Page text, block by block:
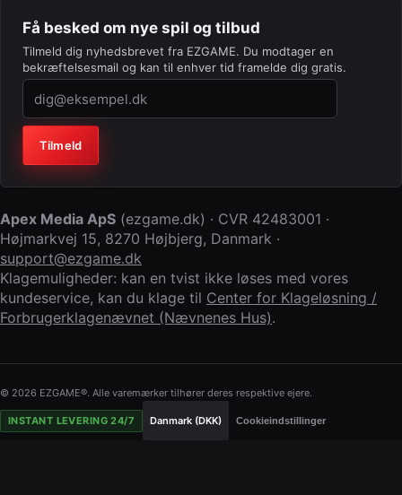
Få besked om nye spil og tilbud
Tilmeld dig nyhedsbrevet fra EZGAME. Du modtager en
bekræftelsesmail og kan til enhver tid framelde dig gratis.
Virksomhed (lad feltet stå tomt)
Tilmeld
Apex Media ApS (ezgame.dk) · CVR 42483001 ·
Højmarkvej 15, 8270 Højbjerg, Danmark ·
support@ezgame.dk
Klagemuligheder: kan en tvist ikke løses med vores
kundeservice, kan du klage til Center for Klageløsning /
Forbrugerklagenævnet (Nævnenes Hus).
© 2026 EZGAME®. Alle varemærker tilhører deres respektive ejere.
INSTANT LEVERING 24/7 Danmark (DKK) Cookieindstillinger